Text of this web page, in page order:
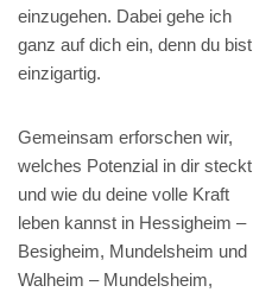
einzugehen. Dabei gehe ich
ganz auf dich ein, denn du bist
einzigartig.
Gemeinsam erforschen wir,
welches Potenzial in dir steckt
und wie du deine volle Kraft
leben kannst in Hessigheim –
Besigheim, Mundelsheim und
Walheim – Mundelsheim,